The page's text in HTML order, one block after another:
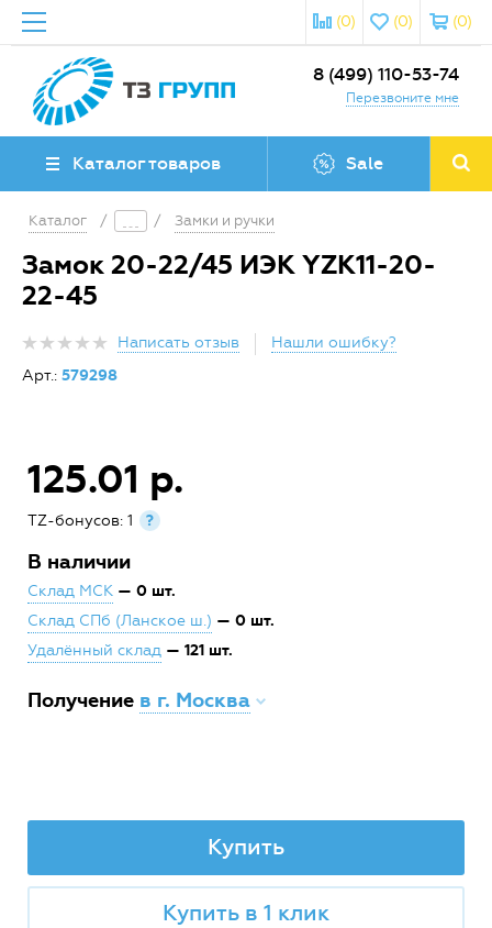
(0)
(0)
(0)
8 (499) 110-53-74
Перезвоните мне
Каталог товаров Sale
Каталог / / Замки и ручки
Замок 20-22/45 ИЭК YZK11-20-
22-45
Написать отзыв
Нашли ошибку?
Арт.: 579298
125.01 р.
TZ-бонусов: 1 ?
В наличии
Склад МСК — 0 шт.
Склад СПб (Ланское ш.) — 0 шт.
Удалённый склад — 121 шт.
Получение в г. Москва
Купить
Купить в 1 клик